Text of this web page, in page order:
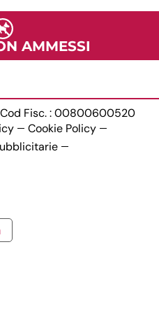
t
r
i
AMMESSI
Fisc. : 00800600520
Cookie Policy